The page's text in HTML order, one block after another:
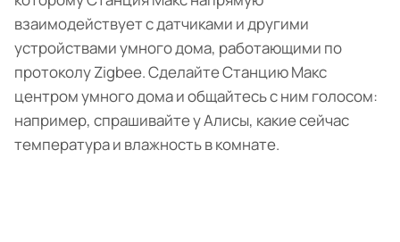
взаимодействует с датчиками и другими
устройствами умного дома, работающими по
протоколу Zigbee. Сделайте Станцию Макс
центром умного дома и общайтесь с ним голосом:
например, спрашивайте у Алисы, какие сейчас
температура и влажность в комнате.